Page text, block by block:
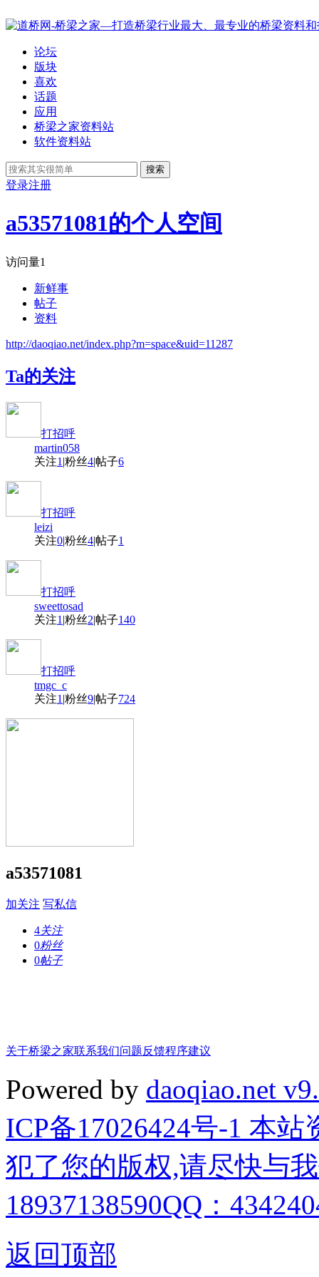
论坛
版块
喜欢
话题
应用
桥梁之家资料站
软件资料站
搜索
登录注册
a53571081的个人空间
访问量1
新鲜事
帖子
资料
http://daoqiao.net/index.php?m=space&uid=11287
Ta的关注
打招呼
martin058
关注1 |粉丝4|帖子6
打招呼
leizi
关注0|粉丝4|帖子1
打招呼
sweettosad
关注1 |粉丝2|帖子140
打招呼
tmgc_c
关注1 |粉丝9|帖子724
a53571081
加关注 写私信
4关注
0粉丝
0帖子
关于桥梁之家联系我们问题反馈程序建议
Powered by daoqiao.net
ICP备17026424号-1 本
犯了您的版权,请尽快与
18937138590QQ：
返回顶部